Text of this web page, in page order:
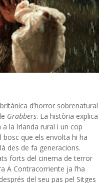
d’horror sobrenatural
Grabbers. La història explica
la Irlanda rural i un cop
bosc que els envolta hi ha
des de fa generacions.
forts del cinema de terror
A Contracorriente ja l’ha
del seu pas pel Sitges